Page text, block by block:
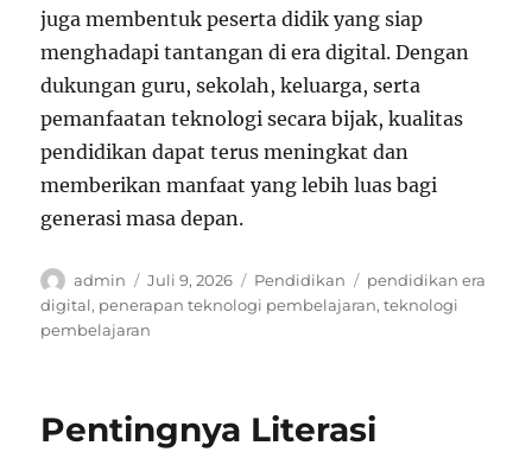
juga membentuk peserta didik yang siap
menghadapi tantangan di era digital. Dengan
dukungan guru, sekolah, keluarga, serta
pemanfaatan teknologi secara bijak, kualitas
pendidikan dapat terus meningkat dan
memberikan manfaat yang lebih luas bagi
generasi masa depan.
Author
admin
Posted
on
Juli 9, 2026 Categories
Pendidikan Tags
pendidikan era
digital, penerapan teknologi pembelajaran,teknologi
pembelajaran
Pentingnya Literasi